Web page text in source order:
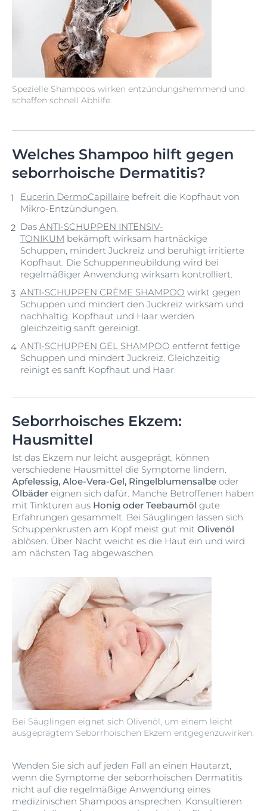
Spezielle Shampoos wirken entzündungshemmend und
schaffen schnell Abhilfe.
Welches Shampoo hilft gegen
seborrhoische Dermatitis?
Eucerin DermoCapillaire befreit die Kopfhaut von
Mikro-Entzündungen.
Das ANTI-SCHUPPEN INTENSIV-
TONIKUM bekämpft wirksam hartnäckige
Schuppen, mindert Juckreiz und beruhigt irritierte
Kopfhaut. Die Schuppenneubildung wird bei
regelmäßiger Anwendung wirksam kontrolliert.
ANTI-SCHUPPEN CRÈME SHAMPOO wirkt gegen
Schuppen und mindert den Juckreiz wirksam und
nachhaltig. Kopfhaut und Haar werden
gleichzeitig sanft gereinigt.
ANTI-SCHUPPEN GEL SHAMPOO entfernt fettige
Schuppen und mindert Juckreiz. Gleichzeitig
reinigt es sanft Kopfhaut und Haar.
Seborrhoisches Ekzem:
Hausmittel
Bei Säuglingen eignet sich Olivenöl, um einem leicht
ausgeprägtem Seborrhoischen Ekzem entgegenzuwirken.
Ist das Ekzem nur leicht ausgeprägt, können
verschiedene Hausmittel die Symptome lindern.
Apfelessig, Aloe-Vera-Gel, Ringelblumensalbe oder
Ölbäder eignen sich dafür. Manche Betroffenen haben
mit Tinkturen aus Honig oder Teebaumöl gute
Erfahrungen gesammelt. Bei Säuglingen lassen sich
Schuppenkrusten am Kopf meist gut mit Olivenöl
ablösen. Über Nacht weicht es die Haut ein und wird
am nächsten Tag abgewaschen.
Wenden Sie sich auf jeden Fall an einen Hautarzt,
wenn die Symptome der seborrhoischen Dermatitis
nicht auf die regelmäßige Anwendung eines
medizinischen Shampoos ansprechen. Konsultieren